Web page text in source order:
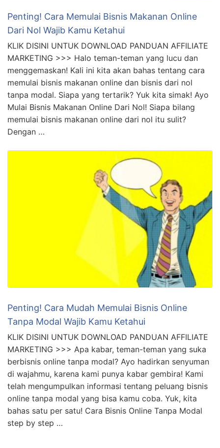
Penting! Cara Mudah Memulai Bisnis Online
Tanpa Modal Wajib Kamu Ketahui
KLIK DISINI UNTUK DOWNLOAD PANDUAN AFFILIATE
MARKETING >>> Apa kabar, teman-teman yang suka
berbisnis online tanpa modal? Ayo hadirkan senyuman
di wajahmu, karena kami punya kabar gembira! Kami
telah mengumpulkan informasi tentang peluang bisnis
online tanpa modal yang bisa kamu coba. Yuk, kita
bahas satu per satu! Cara Bisnis Online Tanpa Modal
DOWNLOAD SEKARANG 👇